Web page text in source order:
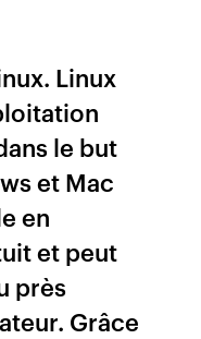
Linux
le but
et Mac
en
et peut
près
Grâce